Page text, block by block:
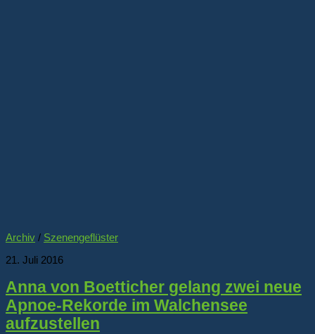
Archiv / Szenengeflüster
21. Juli 2016
Anna von Boetticher gelang zwei neue
Apnoe-Rekorde im Walchensee
aufzustellen